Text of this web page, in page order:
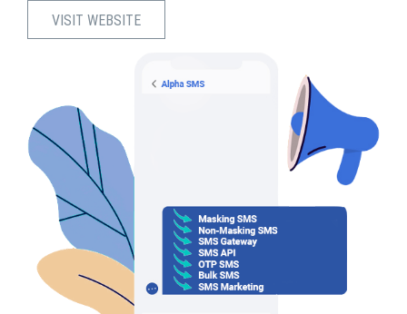
VISIT WEBSITE